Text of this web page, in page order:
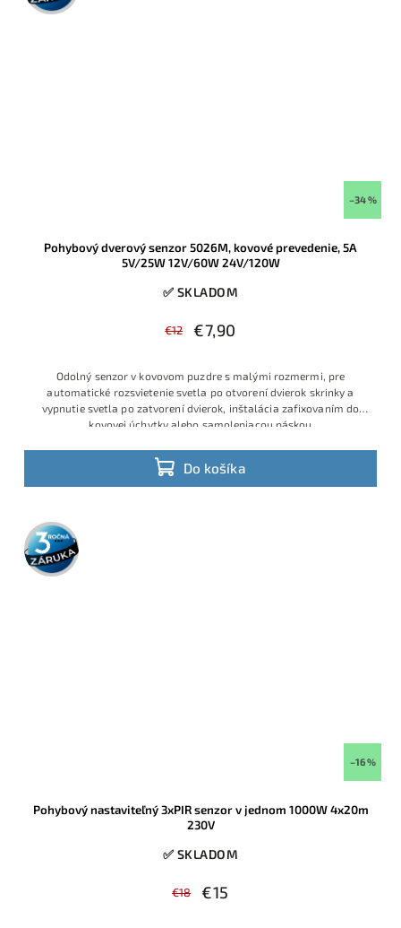
–34 %
Pohybový dverový senzor 5026M, kovové prevedenie, 5A
5V/25W 12V/60W 24V/120W
✅ SKLADOM
€12 €7,90
Do košíka
Odolný senzor v kovovom puzdre s malými rozmermi, pre
automatické rozsvietenie svetla po otvorení dvierok skrinky a
vypnutie svetla po zatvorení dvierok, inštalácia zafixovaním do
kovovej úchytky alebo samolepiacou páskou
3 roky
záruka
–16 %
Pohybový nastaviteľný 3xPIR senzor v jednom 1000W 4x20m
230V
✅ SKLADOM
€18 €15